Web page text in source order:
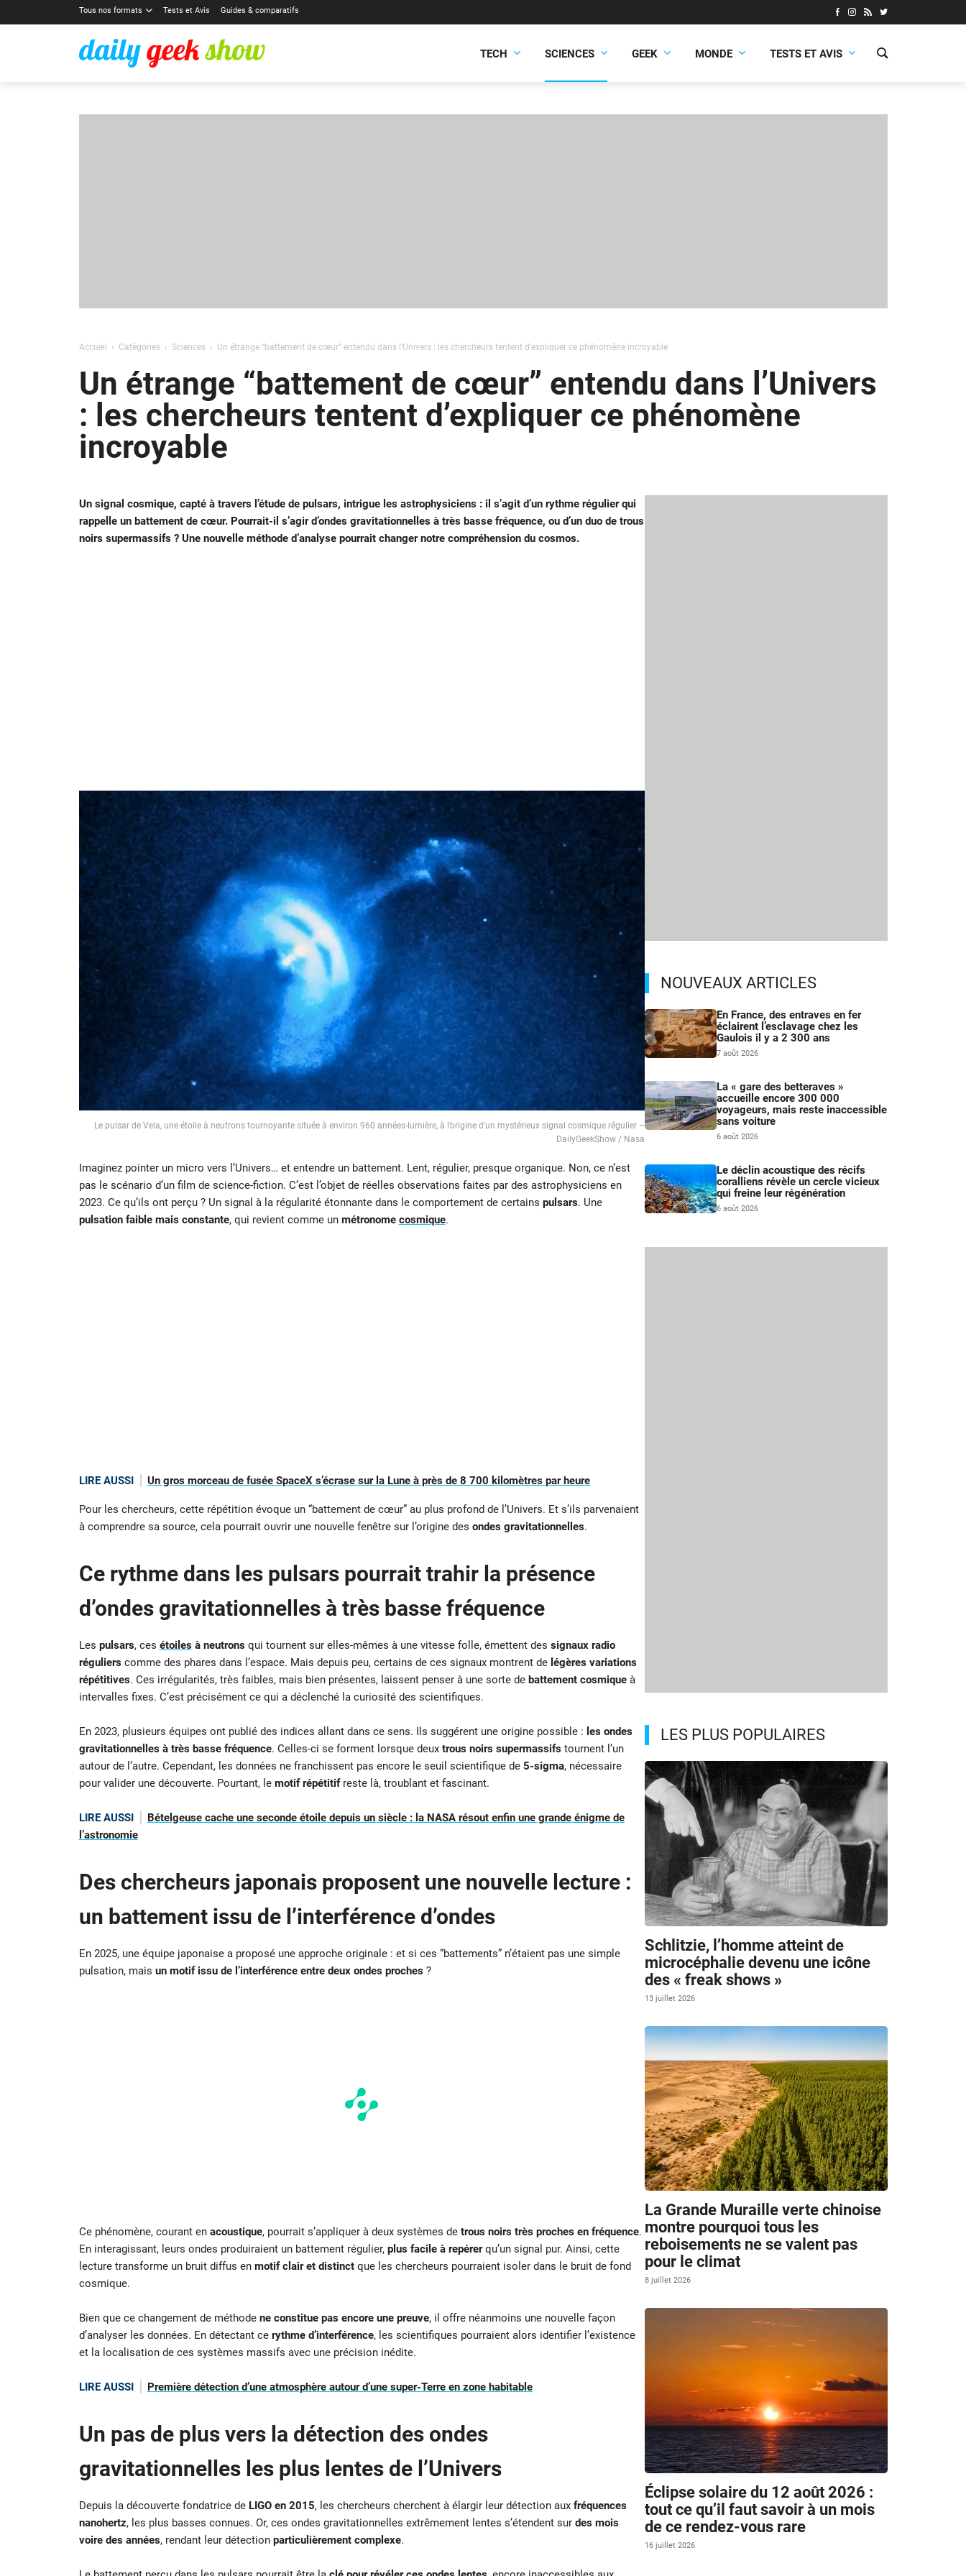
Tous nos formats Tests et Avis Guides & comparatifs
TECH SCIENCES GEEK MONDE TESTS ET AVIS
Accueil Catégories Sciences Un étrange “battement de cœur” entendu dans l’Univers : les chercheurs tentent d’expliquer ce phénomène incroyable
Un étrange “battement de cœur” entendu dans l’Univers
: les chercheurs tentent d’expliquer ce phénomène
incroyable
Un signal cosmique, capté à travers l’étude de pulsars, intrigue les astrophysiciens : il s’agit d’un rythme régulier qui
rappelle un battement de cœur. Pourrait-il s’agir d’ondes gravitationnelles à très basse fréquence, ou d’un duo de trous
noirs supermassifs ? Une nouvelle méthode d’analyse pourrait changer notre compréhension du cosmos.
Le pulsar de Vela, une étoile à neutrons tournoyante située à environ 960 années-lumière, à l’origine d’un mystérieux signal cosmique régulier –
DailyGeekShow / Nasa
Imaginez pointer un micro vers l’Univers… et entendre un battement. Lent, régulier, presque organique. Non, ce n’est
pas le scénario d’un film de science-fiction. C’est l’objet de réelles observations faites par des astrophysiciens en
2023. Ce qu’ils ont perçu ? Un signal à la régularité étonnante dans le comportement de certains pulsars. Une
pulsation faible mais constante, qui revient comme un métronome cosmique.
LIRE AUSSI Un gros morceau de fusée SpaceX s’écrase sur la Lune à près de 8 700 kilomètres par heure
Pour les chercheurs, cette répétition évoque un “battement de cœur” au plus profond de l’Univers. Et s’ils parvenaient
à comprendre sa source, cela pourrait ouvrir une nouvelle fenêtre sur l’origine des ondes gravitationnelles.
Ce rythme dans les pulsars pourrait trahir la présence
d’ondes gravitationnelles à très basse fréquence
Les pulsars, ces étoilesà neutronsqui tournent sur elles-mêmes à une vitesse folle, émettent des signaux radio
régulierscomme des phares dans l’espace. Mais depuis peu, certains de ces signaux montrent de légères variations
répétitives. Ces irrégularités, très faibles, mais bien présentes, laissent penser à une sorte de battement cosmiqueà
intervalles fixes. C’est précisément ce qui a déclenché la curiosité des scientifiques.
En 2023, plusieurs équipes ont publié des indices allant dans ce sens. Ils suggérent une origine possible : les ondes
gravitationnelles à très basse fréquence. Celles-ci se forment lorsque deux trous noirs supermassifstournent l’un
autour de l’autre. Cependant, les données ne franchissent pas encore le seuil scientifique de 5-sigma, nécessaire
pour valider une découverte. Pourtant, le motif répétitifreste là, troublant et fascinant.
LIRE AUSSI
Bételgeuse cache une seconde étoile depuis un siècle : la NASA résout enfin une grande énigme de
l’astronomie
Des chercheurs japonais proposent une nouvelle lecture :
un battement issu de l’interférence d’ondes
En 2025, une équipe japonaise a proposé une approche originale : et si ces “battements” n’étaient pas une simple
pulsation, mais un motif issu de l’interférence entre deux ondes proches?
Ce phénomène, courant en acoustique, pourrait s’appliquer à deux systèmes de trous noirs très proches en fréquence.
En interagissant, leurs ondes produiraient un battement régulier, plus facile à repérerqu’un signal pur. Ainsi, cette
lecture transforme un bruit diffus en motif clair et distinctque les chercheurs pourraient isoler dans le bruit de fond
cosmique.
Bien que ce changement de méthode ne constitue pas encore une preuve, il offre néanmoins une nouvelle façon
d’analyser les données. En détectant ce rythme d’interférence, les scientifiques pourraient alors identifier l’existence
et la localisation de ces systèmes massifs avec une précision inédite.
LIRE AUSSI Première détection d’une atmosphère autour d’une super-Terre en zone habitable
Un pas de plus vers la détection des ondes
gravitationnelles les plus lentes de l’Univers
Depuis la découverte fondatrice de LIGO en 2015, les chercheurs cherchent à élargir leur détection aux fréquences
nanohertz, les plus basses connues. Or, ces ondes gravitationnelles extrêmement lentes s’étendent sur des mois
voire des années, rendant leur détection particulièrement complexe.
NOUVEAUX ARTICLES
En France, des entraves en fer
éclairent l’esclavage chez les
Gaulois il y a 2 300 ans
7 août 2026
La « gare des betteraves »
accueille encore 300 000
voyageurs, mais reste inaccessible
sans voiture
6 août 2026
Le déclin acoustique des récifs
coralliens révèle un cercle vicieux
qui freine leur régénération
6 août 2026
LES PLUS POPULAIRES
Schlitzie, l’homme atteint de
microcéphalie devenu une icône
des « freak shows »
13 juillet 2026
La Grande Muraille verte chinoise
montre pourquoi tous les
reboisements ne se valent pas
pour le climat
8 juillet 2026
Éclipse solaire du 12 août 2026 :
tout ce qu’il faut savoir à un mois
de ce rendez-vous rare
16 juillet 2026